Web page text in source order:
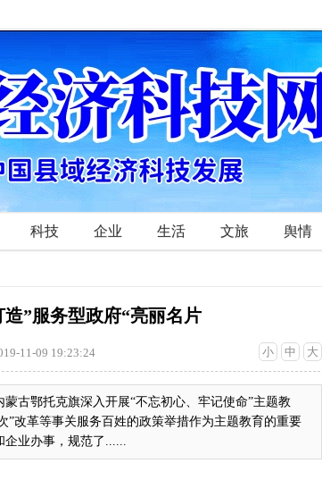
科技 企业 生活 文旅 舆情
”服务型政府“亮丽名片
小 中 大
11-09 19:23:24
古鄂托克旗深入开展“不忘初心、牢记使命”主题教
”改革等事关服务百姓的政策举措作为主题教育的重要
企业办事，规范了......